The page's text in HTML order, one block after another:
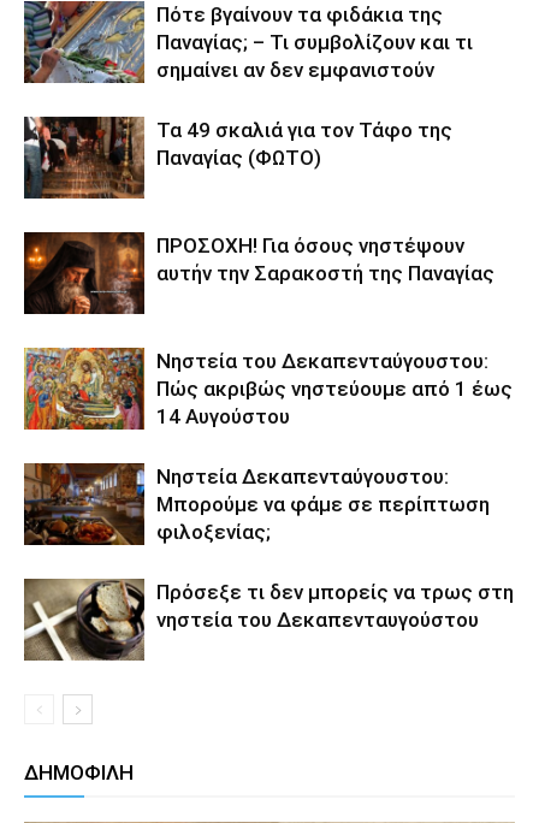
Πότε βγαίνουν τα φιδάκια της
Παναγίας; – Τι συμβολίζουν και τι
σημαίνει αν δεν εμφανιστούν
Τα 49 σκαλιά για τον Τάφο της
Παναγίας (ΦΩΤΟ)
ΠΡΟΣΟΧΗ! Για όσους νηστέψουν
αυτήν την Σαρακοστή της Παναγίας
Νηστεία του Δεκαπενταύγουστου:
Πώς ακριβώς νηστεύουμε από 1 έως
14 Αυγούστου
Νηστεία Δεκαπενταύγουστου:
Μπορούμε να φάμε σε περίπτωση
φιλοξενίας;
Πρόσεξε τι δεν μπορείς να τρως στη
νηστεία του Δεκαπενταυγούστου
ΔΗΜΟΦΙΛΗ